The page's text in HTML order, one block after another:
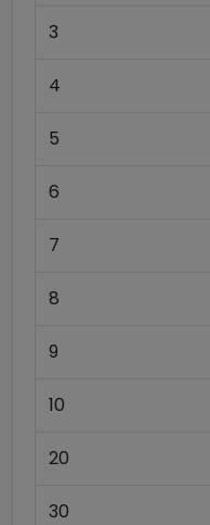
3
4
5
6
7
8
9
10
20
30